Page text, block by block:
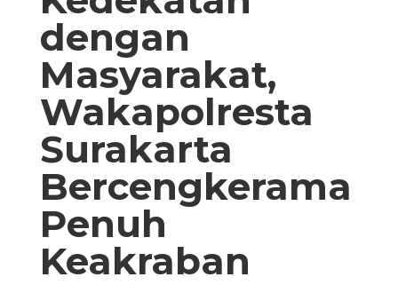
dengan
Masyarakat,
Wakapolresta
Surakarta
Bercengkerama
Penuh
Keakraban